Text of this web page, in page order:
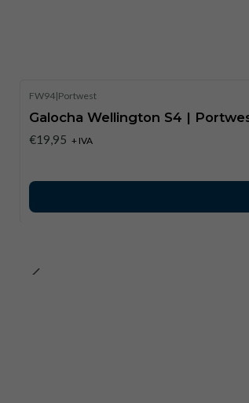
FW94|Portwest
Galocha Wellington S4 |
€19,95 + IVA